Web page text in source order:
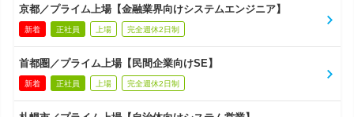
京都／プライム上場【金融業界向けシステムエンジニア】
新着 正社員 上場 完全週休2日制
首都圏／プライム上場【民間企業向けSE】
新着 正社員 上場 完全週休2日制